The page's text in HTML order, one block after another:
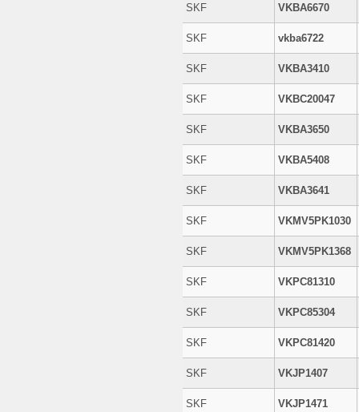
SKF VKBA6670
SKF vkba6722
SKF VKBA3410
SKF VKBC20047
SKF VKBA3650
SKF VKBA5408
SKF VKBA3641
SKF VKMV5PK1030
SKF VKMV5PK1368
SKF VKPC81310
SKF VKPC85304
SKF VKPC81420
SKF VKJP1407
SKF VKJP1471